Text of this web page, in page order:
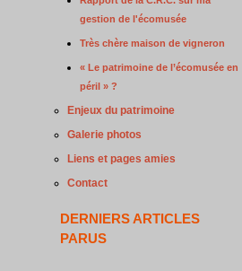
gestion de l'écomusée
Très chère maison de vigneron
« Le patrimoine de l’écomusée en
péril » ?
Enjeux du patrimoine
Galerie photos
Liens et pages amies
Contact
DERNIERS ARTICLES
PARUS